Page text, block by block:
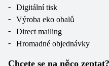
Digitální tisk
Výroba eko obalů
Direct mailing
Hromadné objednávky
Chcete se na něco zeptat?